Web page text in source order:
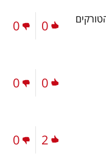
0
0
0
0
2
0